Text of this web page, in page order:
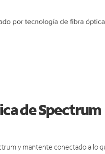
de Spectrum
y mantente conectado a lo